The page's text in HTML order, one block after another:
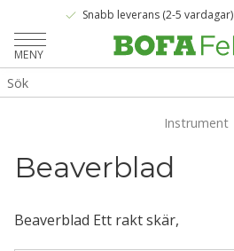
Meny
done Snabb leverans (2-5 vardagar)
Instrument
Beaverblad
Beaverblad Ett rakt skär,